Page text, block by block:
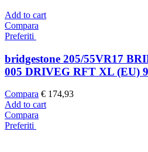
Add to cart
Compara
Preferiti
bridgestone 205/55VR17
005 DRIVEG RFT XL (EU)
Compara € 174,93
Add to cart
Compara
Preferiti